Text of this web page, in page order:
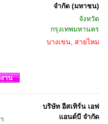
จำกัด (มหาชน)
จังหวัด
กรุงเทพมหานคร
บางเขน, สายไหม
าน
บริษัท อีสเทิร์น เอฟ
แอนด์บี จำกัด